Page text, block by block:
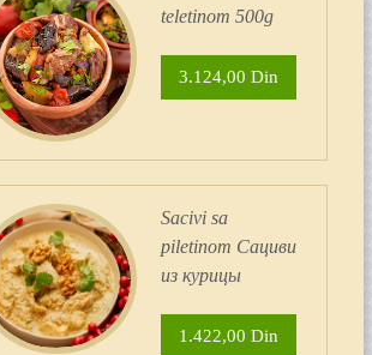
teletinom 500g
3.124,00 Din
Sacivi sa
piletinom Сациви
из курицы
1.422,00 Din